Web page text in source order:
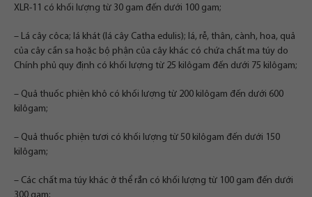
XLR-11 có khối lượng từ 30 gam đến dưới 100 gam;
– Lá cây côca; lá khát (lá cây Catha edulis); lá, rễ, thân, cành, hoa, quả
của cây cần sa hoặc bộ phận của cây khác có chứa chất ma túy do
Chính phủ quy định có khối lượng từ 25 kilôgam đến dưới 75 kilôgam;
– Quả thuốc phiện khô có khối lượng từ 200 kilôgam đến dưới 600
kilôgam;
– Quả thuốc phiện tươi có khối lượng từ 50 kilôgam đến dưới 150
kilôgam;
– Các chất ma túy khác ở thể rắn có khối lượng từ 100 gam đến dưới